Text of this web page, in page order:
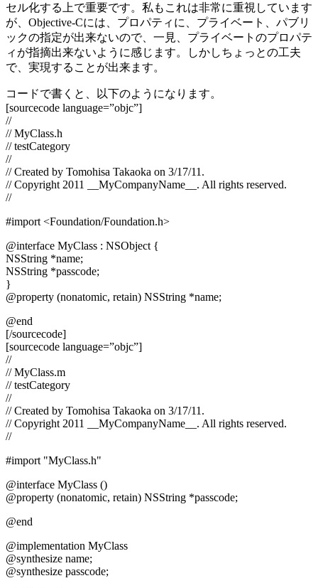
セル化する上で重要です。私もこれは非常に重視しています
が、Objective-Cには、プロパティに、プライベート、パブリ
ックの指定が出来ないので、一見、プライベートのプロパテ
ィが指摘出来ないように感じます。しかしちょっとの工夫
で、実現することが出来ます。
コードで書くと、以下のようになります。
[sourcecode language=”objc”]
//
// MyClass.h
// testCategory
//
// Created by Tomohisa Takaoka on 3/17/11.
// Copyright 2011 __MyCompanyName__. All rights reserved.
//
#import <Foundation/Foundation.h>
@interface MyClass : NSObject {
NSString *name;
NSString *passcode;
}
@property (nonatomic, retain) NSString *name;
@end
[/sourcecode]
[sourcecode language=”objc”]
//
// MyClass.m
// testCategory
//
// Created by Tomohisa Takaoka on 3/17/11.
// Copyright 2011 __MyCompanyName__. All rights reserved.
//
#import "MyClass.h"
@interface MyClass ()
@property (nonatomic, retain) NSString *passcode;
@end
@implementation MyClass
@synthesize name;
@synthesize passcode;